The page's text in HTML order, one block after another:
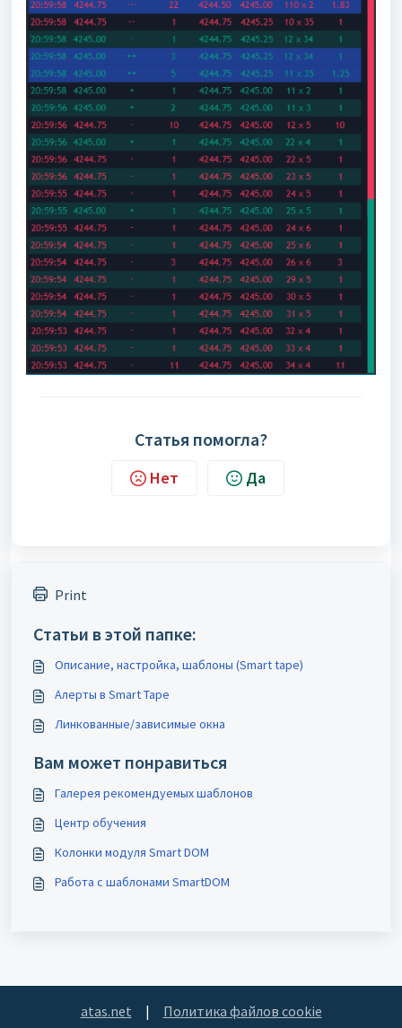
Статья помогла?
Нет Да
Print
Статьи в этой папке:
Описание, настройка, шаблоны (Smart tape)
Алерты в Smart Tape
Линкованные/зависимые окна
Вам может понравиться
Галерея рекомендуемых шаблонов
Центр обучения
Колонки модуля Smart DOM
Работа с шаблонами SmartDOM
atas.net | Политика файлов cookie